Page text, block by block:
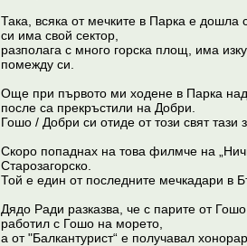
Така, всяка от мечките в Парка е дошла
си има свой сектор,
разполага с много горска площ, има
помежду си.
Още при първото ми ходене в Парка
после са прекръстили на Добри.
Гошо / Добри си отиде от този свят
Скоро попаднах на това филмче на
Старозагорско.
Той е един от последните мечкадари в
Дядо Ради разказва, че с парите от
работил с Гошо на морето,
а от "Балкантурист“ е получавал